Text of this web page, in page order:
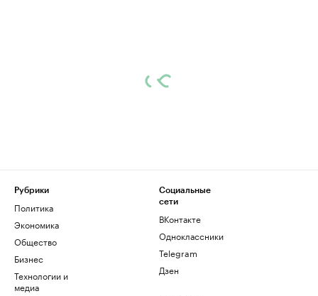
Рубрики
Политика
Экономика
Общество
Бизнес
Технологии и
медиа
Социальные
сети
ВКонтакте
Одноклассники
Telegram
Дзен